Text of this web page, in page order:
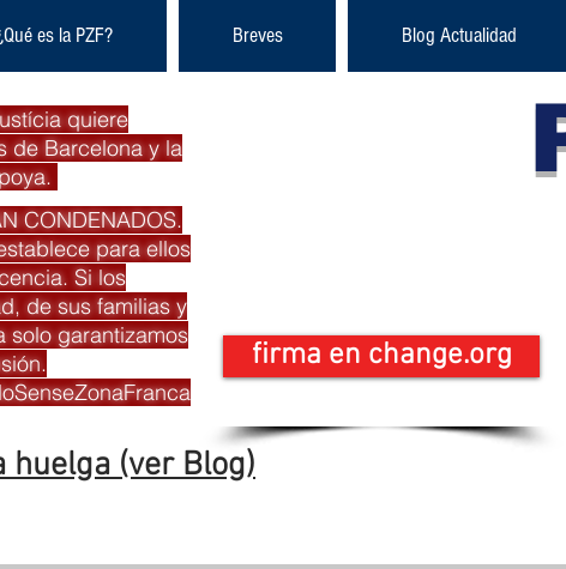
es la PZF? Breves Blog Actualidad
quiere
de Barcelona y la
CONDENADOS.
para ellos
Si los
de sus familias y
solo garantizamos
firma en change.org
(ver Blog)